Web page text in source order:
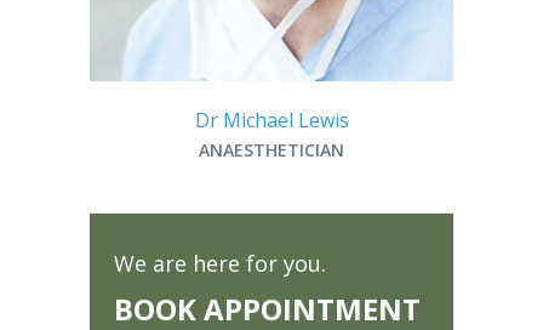
Dr Michael Lewis
ANAESTHETICIAN
We are here for you.
BOOK APPOINTMENT